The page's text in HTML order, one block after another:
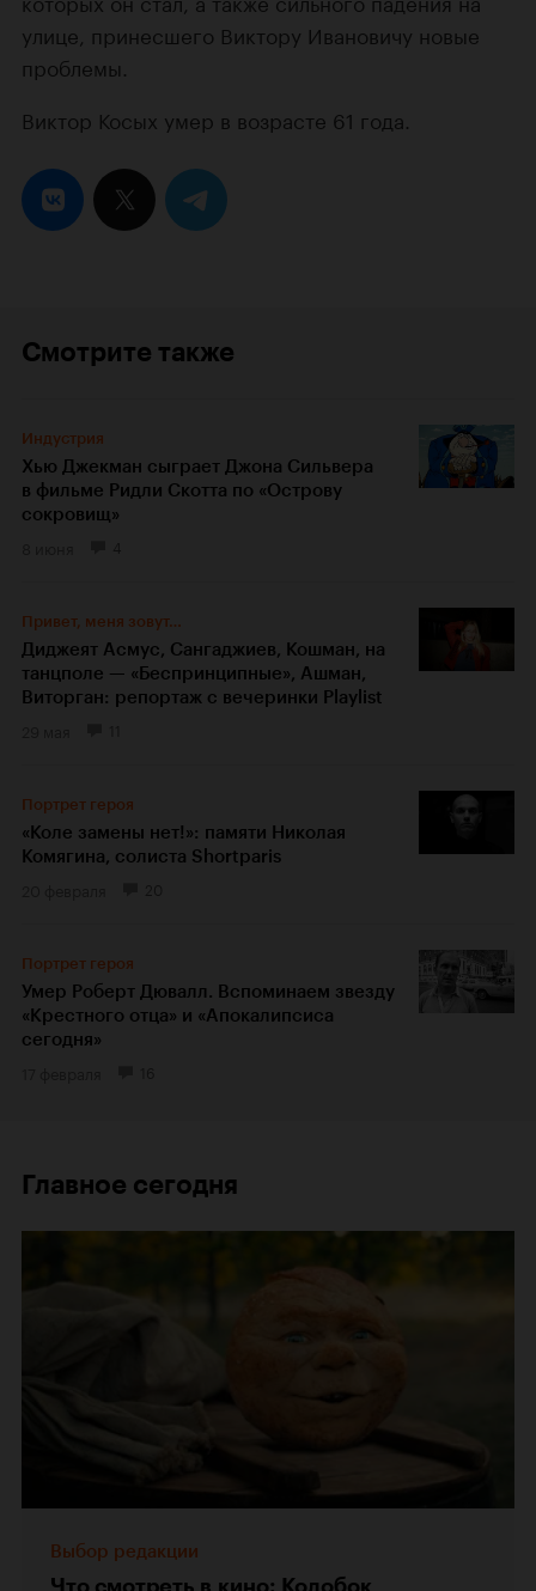
улице, принесшего Виктору Ивановичу новые
проблемы.
Виктор Косых умер в возрасте 61 года.
Смотрите также
Индустрия
Хью Джекман сыграет Джона Сильвера
в фильме Ридли Скотта по «Острову
сокровищ»
Привет, меня зовут…
Диджеят Асмус, Сангаджиев, Кошман, на
танцполе — «Беспринципные», Ашман,
Виторган: репортаж с вечеринки Playlist
Портрет героя
«Коле замены нет!»: памяти Николая
Комягина, солиста Shortparis
Портрет героя
Умер Роберт Дювалл. Вспоминаем звезду
«Крестного отца» и «Апокалипсиса
сегодня»
Главное сегодня
Выбор редакции